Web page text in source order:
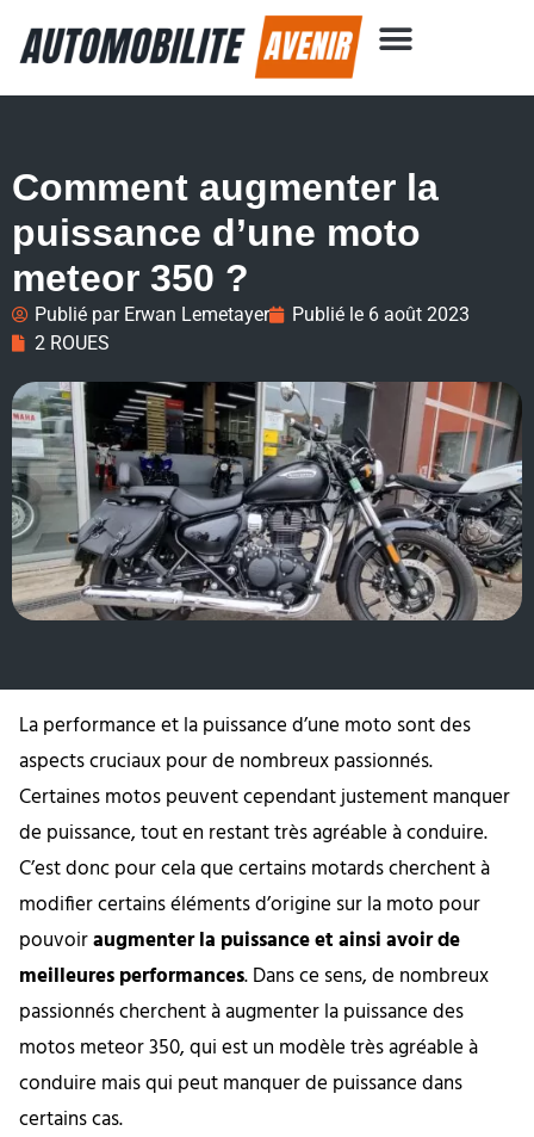
Comment augmenter la
puissance d’une moto
meteor 350 ?
Publié parErwan Lemetayer Publié le 6 août 2023
2 ROUES
La performance et la puissance d’une moto sont des
aspects cruciaux pour de nombreux passionnés.
Certaines motos peuvent cependant justement manquer
de puissance, tout en restant très agréable à conduire.
C’est donc pour cela que certains motards cherchent à
modifier certains éléments d’origine sur la moto pour
pouvoiraugmenter la puissance et ainsi avoir de
meilleures performances. Dans ce sens, de nombreux
passionnés cherchent à augmenter la puissance des
motos meteor 350, qui est un modèle très agréable à
conduire mais qui peut manquer de puissance dans
certains cas.